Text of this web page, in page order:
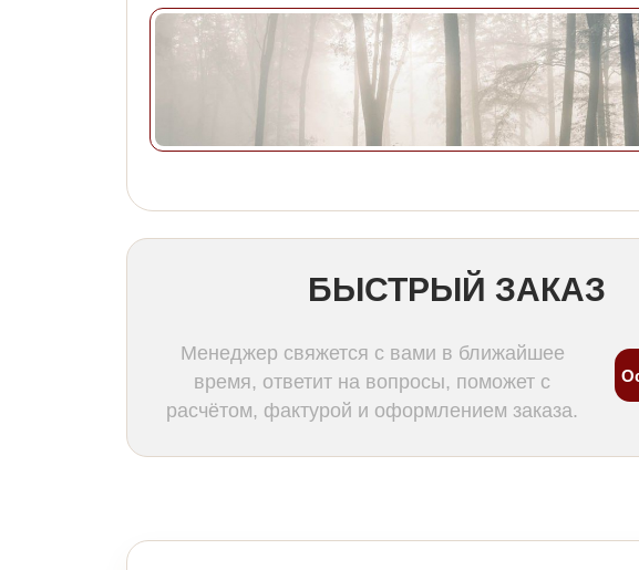
БЫСТРЫЙ ЗАКАЗ
Менеджер свяжется с вами в ближайшее
время, ответит на вопросы, поможет с
расчётом, фактурой и оформлением заказа.